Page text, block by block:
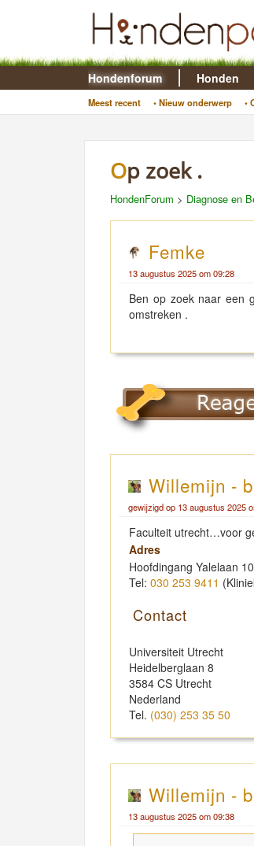
Hondenforum
Meest recent • Nieuw onderwerp •
Honden
Op zoek .
HondenForum > Diagnose en
Femke
13 augustus 2025 om 09:28
Ben op zoek naar een
omstreken .
Willemijn -
gewijzigd op 13 augustus 2025
Faculteit utrecht…voor
Adres
Hoofdingang Yalelaan
Tel: 030 253 9411
Contact
Universiteit Utrecht
Heidelberglaan 8
3584 CS Utrecht
Nederland
Tel. (030) 253 35 50
Willemijn -
13 augustus 2025 om 09:38